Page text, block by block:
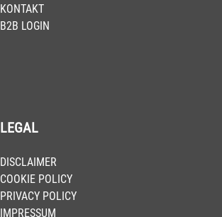
KONTAKT
B2B LOGIN
LEGAL
DISCLAIMER
COOKIE POLICY
PRIVACY POLICY
IMPRESSUM